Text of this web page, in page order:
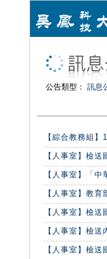
公告類型： 訊息
【綜合教務組
【人事室】檢
【人事室】「
【人事室】教
【人事室】檢
【人事室】檢
【人事室】檢